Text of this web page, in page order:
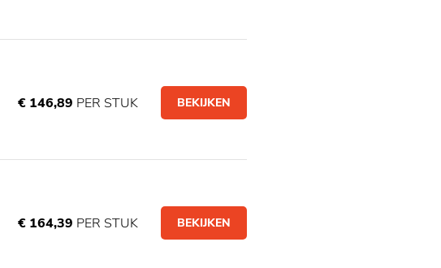
€ 146,89 PER STUK BEKIJKEN
€ 164,39 PER STUK BEKIJKEN